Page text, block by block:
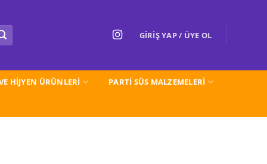
GIRIŞ YAP / ÜYE OL
HİJYEN ÜRÜNLERİ PARTI SÜS MALZEMELERİ